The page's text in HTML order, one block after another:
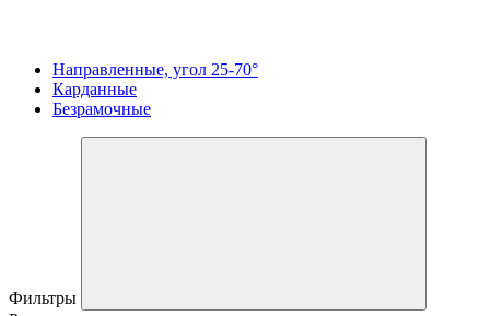
Направленные, угол 25-70°
Карданные
Безрамочные
Фильтры